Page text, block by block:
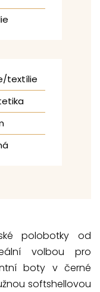
textílie
polobotky od
volbou pro
boty v černé
softshellovou